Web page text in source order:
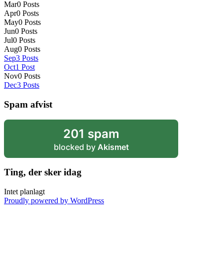
Mar0 Posts
Apr0 Posts
May0 Posts
Jun0 Posts
Jul0 Posts
Aug0 Posts
Sep3 Posts
Oct1 Post
Nov0 Posts
Dec3 Posts
Spam afvist
201 spam
blocked by Akismet
Ting, der sker idag
Intet planlagt
Proudly powered by WordPress